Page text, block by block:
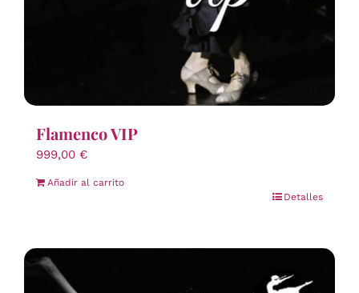
Flamenco VIP
999,00 €
Añadir al carrito
Detalles